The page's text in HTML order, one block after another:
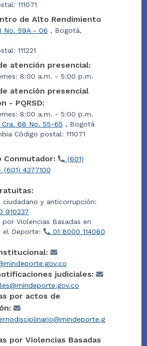
111071
de Alto Rendimiento
No. 59A - 06 , Bogotá,
111221
atención presencial:
8:00 a.m. - 5:00 p.m.
atención presencial
- PQRSD:
8:00 a.m. - 5:00 p.m.
Cra. 68 No. 55-65 , Bogotá
Código postal: 111071
Conmutador:
(601)
4377100
ciudadano y anticorrupción:
910237
por Violencias Basadas en
el Deporte:
01 8000 114060
judiciales:
por actos de
por Violencias Basadas